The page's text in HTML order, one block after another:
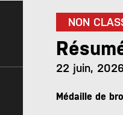
NON
22 juin, 2026
Médaille de